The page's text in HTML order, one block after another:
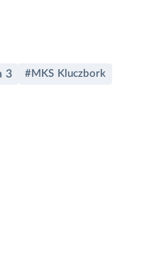
3 #MKS Kluczbork